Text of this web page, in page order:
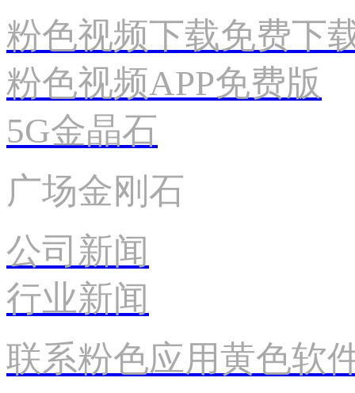
粉色视频下载免费下
粉色视频APP免费版
5G金晶石
广场金刚石
公司新闻
行业新闻
联系粉色应用黄色软